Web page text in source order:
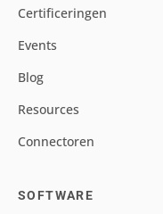
Certificeringen
Events
Blog
Resources
Connectoren
SOFTWARE